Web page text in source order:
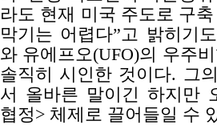
라도 현재 미국 주도로 구
막기는 어렵다”고 밝히기
와 유에프오(UFO)의 우주
솔직히 시인한 것이다. 그
서 올바른 말이긴 하지만
협정> 체제로 끌어들일 수